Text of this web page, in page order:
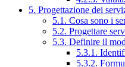
5. Progettazione dei
5.1. Cosa sono i
5.2. Progettare
5.3. Definire il
5.3.1.
5.3.2.